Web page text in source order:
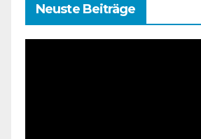
Neuste Beiträge